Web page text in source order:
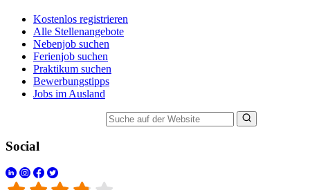
Kostenlos registrieren
Alle Stellenangebote
Nebenjob suchen
Ferienjob suchen
Praktikum suchen
Bewerbungstipps
Jobs im Ausland
Social